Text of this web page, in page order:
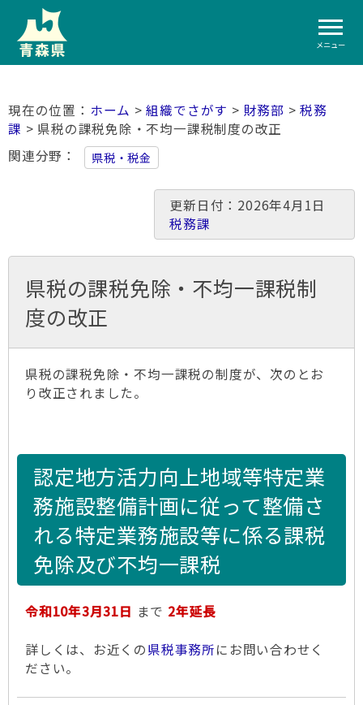
メニュー
ホーム >組織でさがす > 財務部 >税務
課 > 県税の課税免除・不均一課税制度の改正
関連分野
県税・税金
更新日付：2026年4月1日
税務課
県税の課税免除・不均一課税制
度の改正
県税の課税免除・不均一課税の制度が、次のとお
り改正されました。
認定地方活力向上地域等特定業
務施設整備計画に従って整備さ
れる特定業務施設等に係る課税
免除及び不均一課税
令和10年3月31日 まで 2年延長
詳しくは、お近くの県税事務所にお問い合わせく
ださい。